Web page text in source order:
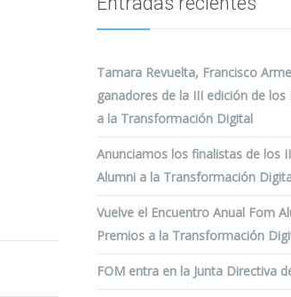
Tamara Revuelta, Francisco
ganadores de la III edición de
a la Transformación Digital
Anunciamos los finalistas de los
Alumni a la Transformación
Vuelve el Encuentro Anual Fom
Premios a la Transformación
FOM entra en la Junta Directiva